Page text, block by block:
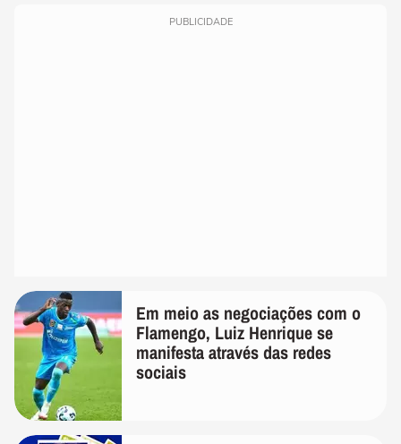
PUBLICIDADE
Em meio as negociações com o
Flamengo, Luiz Henrique se
manifesta através das redes
sociais